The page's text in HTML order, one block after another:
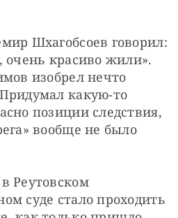
Шхагобсоев говорил:
очень красиво жили».
изобрел нечто
какую-то
позиции следствия,
вообще не было
Реутовском
суде стало проходить